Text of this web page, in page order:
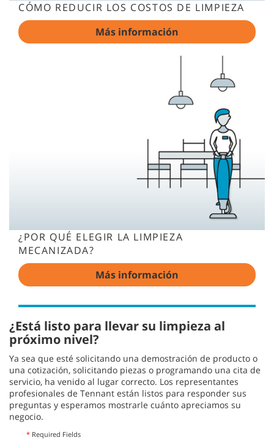
CÓMO REDUCIR LOS COSTOS DE LIMPIEZA
Más información
¿POR QUÉ ELEGIR LA LIMPIEZA
MECANIZADA?
Más información
¿Está listo para llevar su limpieza al
próximo nivel?
Ya sea que esté solicitando una demostración de producto o
una cotización, solicitando piezas o programando una cita de
servicio, ha venido al lugar correcto. Los representantes
profesionales de Tennant están listos para responder sus
preguntas y esperamos mostrarle cuánto apreciamos su
negocio.
* Required Fields